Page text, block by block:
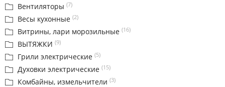
Вентиляторы (7)
Весы кухонные (2)
Витрины, лари морозильные (16)
ВЫТЯЖКИ (9)
Грили электрические (5)
Духовки электрические (15)
Комбайны, измельчители (3)